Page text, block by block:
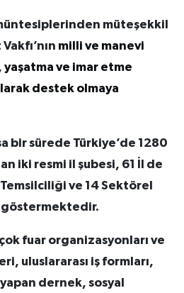
müteşekkil
milli ve manevi
ve imar etme
destek olmaya
bir sürede Türkiye’de 1280
iki resmi il şubesi, 61 İl de
ve 14 Sektörel
göstermektedir.
fuar organizasyonları ve
uluslararası iş formları,
dernek, sosyal